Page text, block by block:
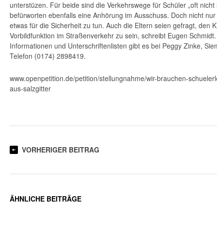
unterstüzen. Für beide sind die Verkehrswege für Schüler „oft nicht
befürworten ebenfalls eine Anhörung im Ausschuss. Doch nicht
etwas für die Sicherheit zu tun. Auch die Eltern seien gefragt, den
Vorbildfunktion im Straßenverkehr zu sein, schreibt Eugen Schmidt.
Informationen und Unterschriftenlisten gibt es bei Peggy Zinke,
Telefon (0174) 2898419.
www.openpetition.de/petition/stellungnahme/wir-brauchen-
aus-salzgitter
VORHERIGER BEITRAG
ÄHNLICHE BEITRÄGE